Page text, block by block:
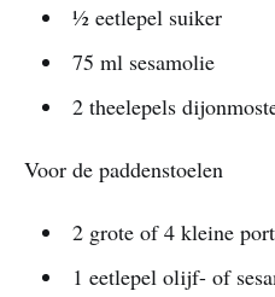
½ eetlepel suiker
75 ml sesamolie
2 theelepels
Voor de paddenstoelen
2 grote of 4 kleine
1 eetlepel olijf- of